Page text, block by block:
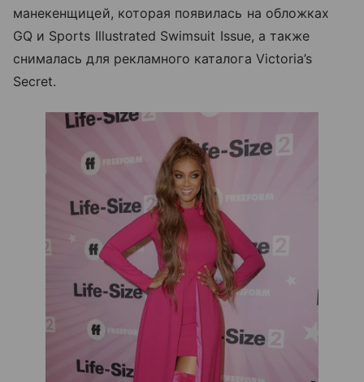
манекенщицей, которая появилась на обложках
GQ и Sports Illustrated Swimsuit Issue, а также
снималась для рекламного каталога Victoria’s
Secret.